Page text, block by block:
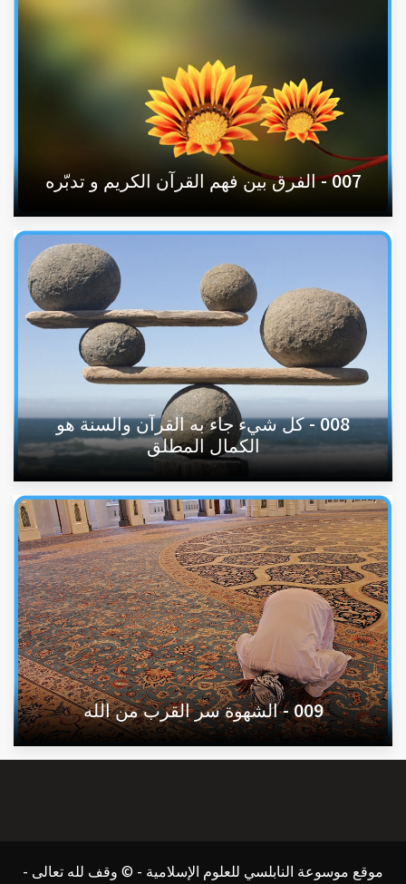
007 - الفرق بين فهم القرآن الكريم و تدبّره
008 - كل شيء جاء به القرآن والسنة هو
الكمال المطلق
009 - الشهوة سر القرب من الله
موقع موسوعة النابلسي للعلوم الإسلامية - © وقف لله تعالى -